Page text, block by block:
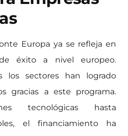
Europa ya se refleja en
éxito a nivel europeo.
los sectores han logrado
gracias a este programa.
tecnológicas hasta
el financiamiento ha